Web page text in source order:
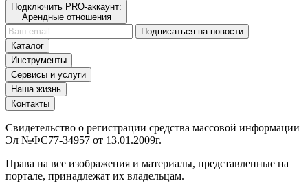
Подключить PRO-аккаунт:
Арендные отношения
Подписаться на новости
Каталог
Инструменты
Сервисы и услуги
Наша жизнь
Контакты
Свидетельство о регистрации средства массовой информации
Эл №ФС77-34957 от 13.01.2009г.
Права на все изображения и материалы, представленные на
портале, принадлежат их владельцам.